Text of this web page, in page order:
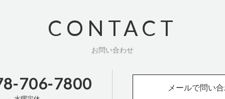
CONTACT
お問い合わせ
706-7800 メールで問い